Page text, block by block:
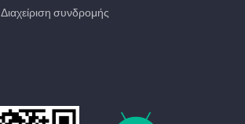
Διαχείριση συνδρομής